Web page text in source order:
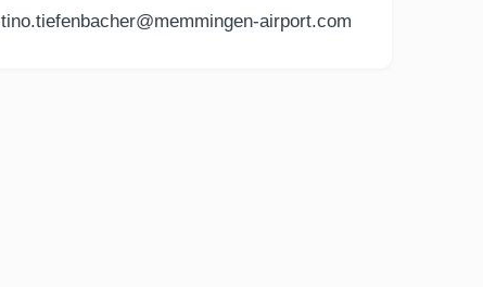
tino.tiefenbacher@memmingen-airport.com